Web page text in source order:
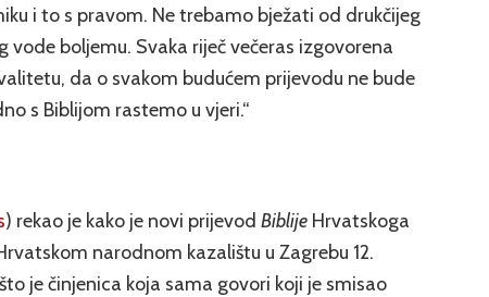
i to s pravom. Ne trebamo bježati od drukčijeg
boljemu. Svaka riječ večeras izgovorena
da o svakom budućem prijevodu ne bude
s Biblijom rastemo u vjeri.“
) rekao je kako je novi prijevod Biblije Hrvatskoga
narodnom kazalištu u Zagrebu 12.
je činjenica koja sama govori koji je smisao